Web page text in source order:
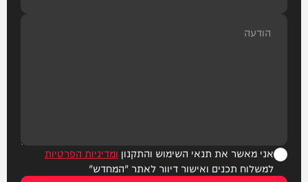
אני מאשר את תנאי השימוש והתקנון ומדיניות הפרטיות
למשלוח תכנים ואישור דיוור לאתר "המחדש"